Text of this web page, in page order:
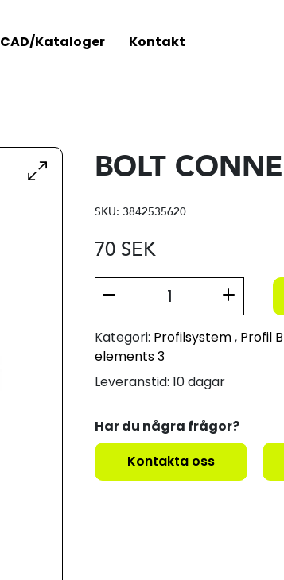
CAD/Kataloger Kontakt
BOLT
SKU: 3842535620
70 SEK
Kategori: Profilsystem, Profil B
elements 3
Leveranstid: 10 dagar
Har du några frågor?
Kontakta oss